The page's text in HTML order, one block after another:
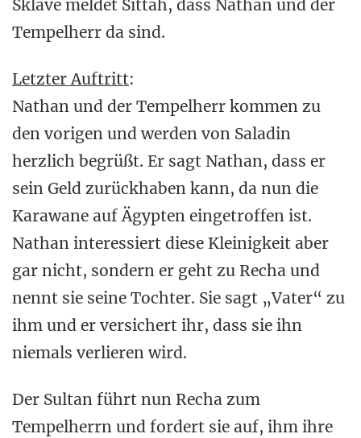
Sklave meldet Sittah, dass Nathan und der
Tempelherr da sind.
Letzter Auftritt:
Nathan und der Tempelherr kommen zu
den vorigen und werden von Saladin
herzlich begrüßt. Er sagt Nathan, dass er
sein Geld zurückhaben kann, da nun die
Karawane auf Ägypten eingetroffen ist.
Nathan interessiert diese Kleinigkeit aber
gar nicht, sondern er geht zu Recha und
nennt sie seine Tochter. Sie sagt „Vater“ zu
ihm und er versichert ihr, dass sie ihn
niemals verlieren wird.
Der Sultan führt nun Recha zum
Tempelherrn und fordert sie auf, ihm ihre